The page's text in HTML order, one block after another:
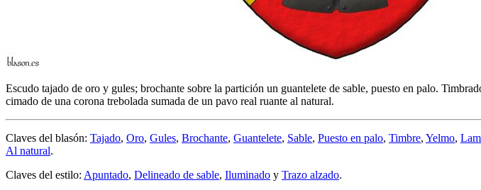
Escudo tajado de oro y gules; brochante sobre la partición un guantelete de sable, puesto en palo.
cimado de una corona trebolada sumada de un pavo real ruante al natural.
Claves del blasón: Tajado, Oro, Gules, Brochante, Guantelete, Sable, Puesto en palo, Timbre, Yelmo,
Al natural.
Claves del estilo: Apuntado, Delineado de sable, Iluminado y Trazo alzado.